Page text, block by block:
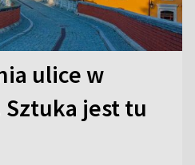
ulice w
jest tu